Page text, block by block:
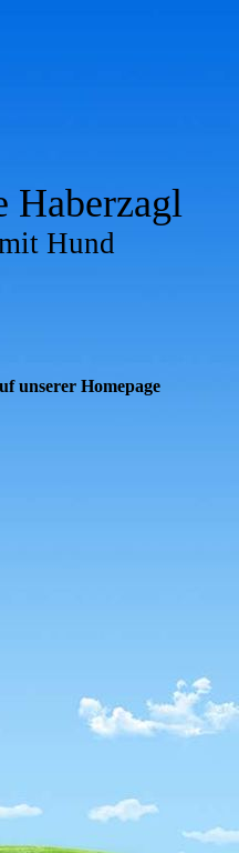
Haberzagl
Hund
unserer Homepage